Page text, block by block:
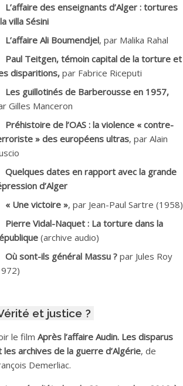
Tahar
Ramdane *
Baghdad*
Boualem*
Rachid
Omar
Vve AIT SAADA
Mohamed Akli
L’affaire des enseignants d’Alger : tortures
villa Sésini
L’affaire Ali Boumendjel, par Malika Rahal
Paul Teitgen, témoin capital de la torture et
disparitions, par Fabrice Riceputi
Les guillotinés de Barberousse en 1957,
Gilles Manceron
Préhistoire de l’OAS : la violence « contre-
» des européens ultras, par Alain
Quelques dates en rapport avec la grande
d’Alger
« Une victoire », par Jean-Paul Sartre (1958)
Pierre Vidal-Naquet : La torture dans la
(archive audio)
Où sont-ils général Massu ? par Jules Roy
et justice ?
le film Après l’affaire Audin. Les disparus
les archives de la guerre d’Algérie, de
Demerliac.